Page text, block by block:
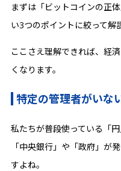
まずは「ビットコインの正
い3つのポイントに絞って解
ここさえ理解できれば、経
くなります。
特定の管理者がいな
私たちが普段使っている「
「中央銀行」や「政府」が
すよね。